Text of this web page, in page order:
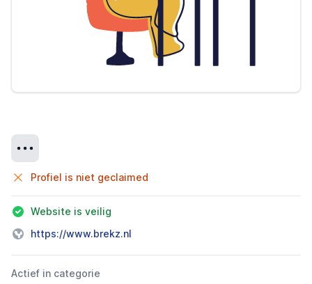
Profiel is niet geclaimed
Website is veilig
https://www.brekz.nl
Actief in categorie